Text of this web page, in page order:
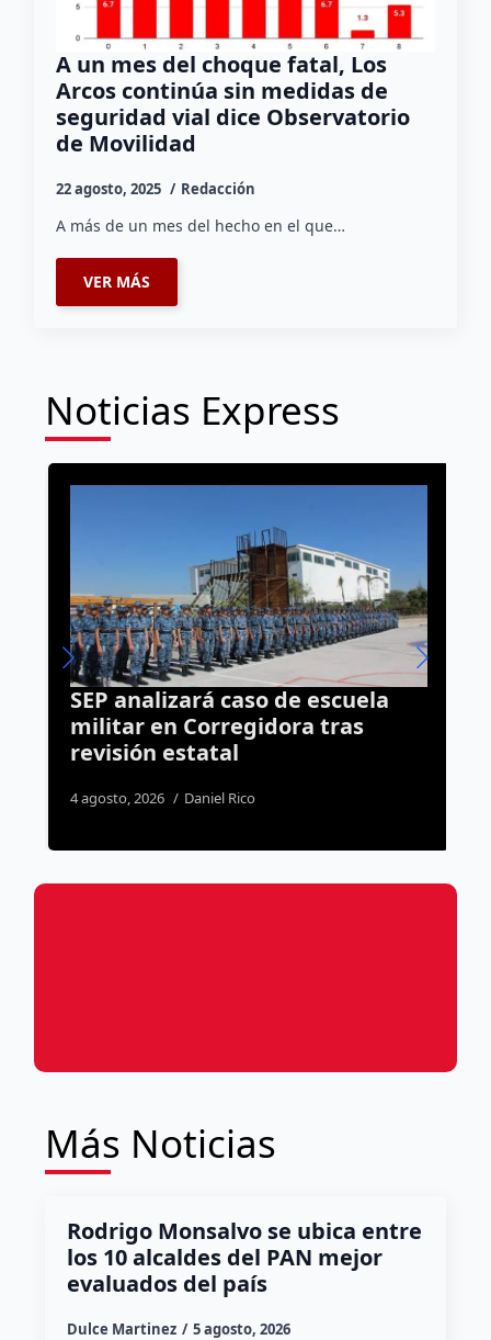
A un mes del choque fatal, Los
Arcos continúa sin medidas de
seguridad vial dice Observatorio
de Movilidad
22 agosto, 2025 Redacción
A más de un mes del hecho en el que…
VER MÁS
Noticias Express
SEP analizará caso de escuela
militar en Corregidora tras
revisión estatal
4 agosto, 2026 Daniel Rico
Más Noticias
Rodrigo Monsalvo se ubica entre
los 10 alcaldes del PAN mejor
evaluados del país
Dulce Martinez 5 agosto, 2026